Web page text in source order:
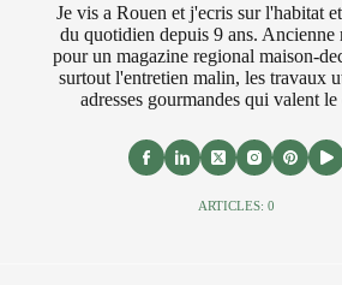
Je vis a Rouen et j'ecris sur l'habitat
du quotidien depuis 9 ans. Ancienne
pour un magazine regional maison-
surtout l'entretien malin, les travaux
adresses gourmandes qui valent le
ARTICLES: 0